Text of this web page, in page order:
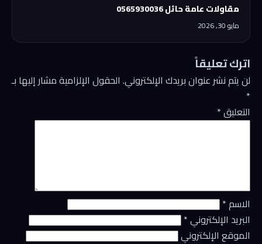
مقاولات عامة حائل 0565930036
مايو 30, 2026
اترك تعليقاً
لن يتم نشر عنوان بريدك الإلكتروني. الحقول الإلزامية مشار إليها بـ
*
التعليق*
الاسم*
البريد الإلكتروني*
الموقع الإلكتروني